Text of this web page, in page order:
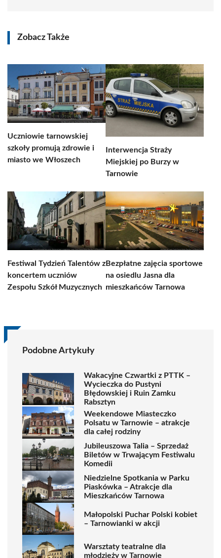
Zobacz Także
Uczniowie tarnowskiej
szkoły promują zdrowie i
miasto we Włoszech
Interwencja Straży
Miejskiej po Burzy w
Tarnowie
Festiwal Tydzień Talentów z
koncertem uczniów
Zespołu Szkół Muzycznych
Bezpłatne zajęcia sportowe
na osiedlu Jasna dla
mieszkańców Tarnowa
Podobne Artykuły
Wakacyjne Czwartki z PTTK –
Wycieczka do Pustyni
Błędowskiej i Ruin Zamku
Rabsztyn
Weekendowe Miasteczko
Polsatu w Tarnowie – atrakcje
dla całej rodziny
Jubileuszowa Talia – Sprzedaż
Biletów w Trwającym Festiwalu
Komedii
Niedzielne Spotkania w Parku
Piaskówka – Atrakcje dla
Mieszkańców Tarnowa
Małopolski Puchar Polski kobiet
– Tarnowianki w akcji
Warsztaty teatralne dla
młodzieży w Tarnowie